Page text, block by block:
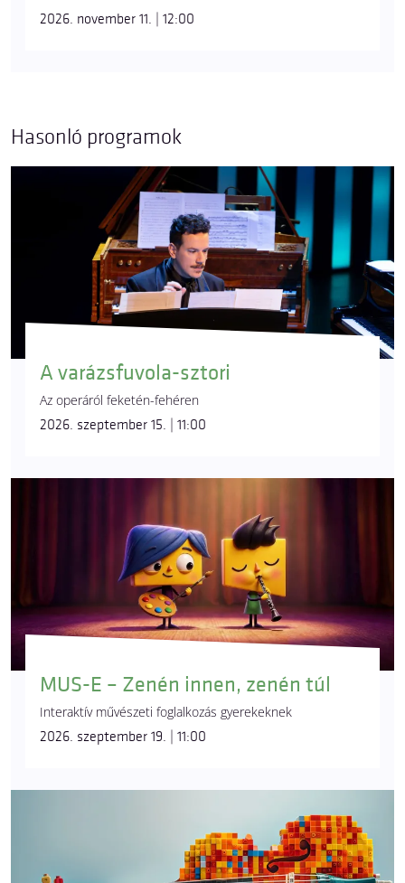
2026. november 11. | 12:00
Hasonló programok
A varázsfuvola-sztori
Az operáról feketén-fehéren
2026. szeptember 15. | 11:00
MUS-E – Zenén innen, zenén túl
Interaktív művészeti foglalkozás gyerekeknek
2026. szeptember 19. | 11:00